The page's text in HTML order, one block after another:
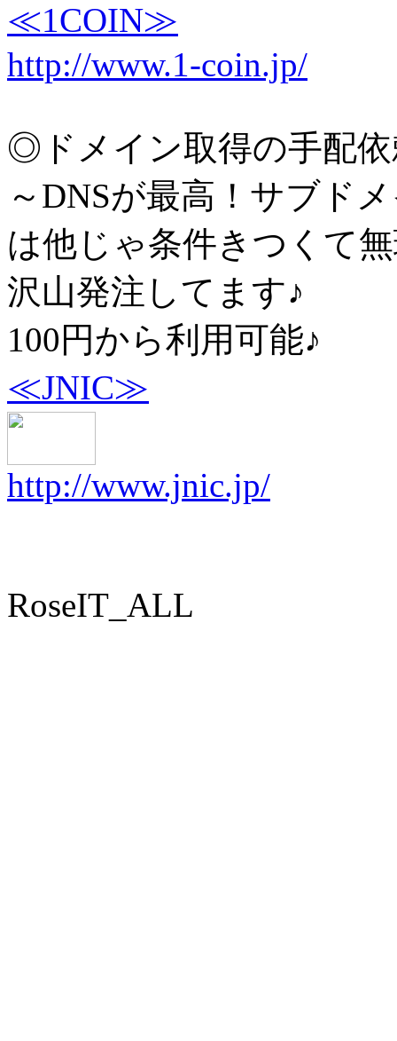
≪1COIN≫
http://www.1-coin.jp/
◎ドメイン取得の手配
～DNSが最高！サブド
は他じゃ条件きつくて
沢山発注してます♪
100円から利用可能♪
≪JNIC≫
http://www.jnic.jp/
RoseIT_ALL